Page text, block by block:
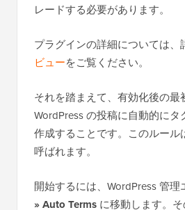
レードする必要があります。
プラグインの詳細については、
ビューをご覧ください。
それを踏まえて、有効化後の最
WordPress の投稿に自動的に
作成することです。このルール
呼ばれます。
開始するには、WordPress 管理
» Auto Terms に移動します。